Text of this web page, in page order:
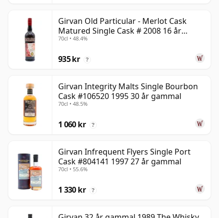
Girvan Old Particular - Merlot Cask
Matured Single Cask # 2008 16 år
gammal
70cl • 48.4%
935 kr ?
Girvan Integrity Malts Single Bourbon
Cask #106520 1995 30 år gammal
70cl • 48.5%
1 060 kr ?
Girvan Infrequent Flyers Single Port
Cask #804141 1997 27 år gammal
70cl • 55.6%
1 330 kr ?